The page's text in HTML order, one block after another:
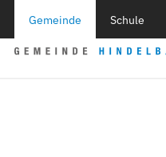
Gemeinde Schule